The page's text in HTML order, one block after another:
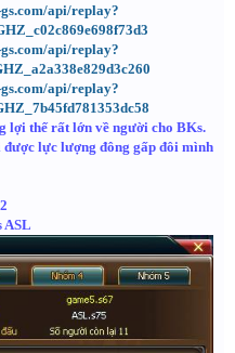
api/replay?
api/replay?
api/replay?
lực lượng đông gấp đôi mình
ASL